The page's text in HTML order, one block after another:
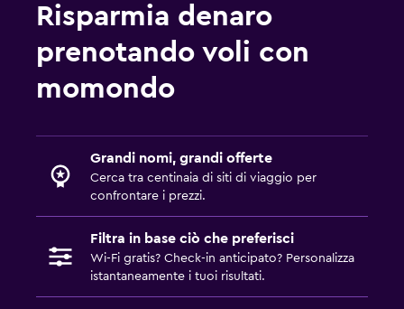
Risparmia denaro
prenotando voli con
momondo
Grandi nomi, grandi offerte
Cerca tra centinaia di siti di viaggio per
confrontare i prezzi.
Filtra in base ciò che preferisci
Wi-Fi gratis? Check-in anticipato? Personalizza
istantaneamente i tuoi risultati.